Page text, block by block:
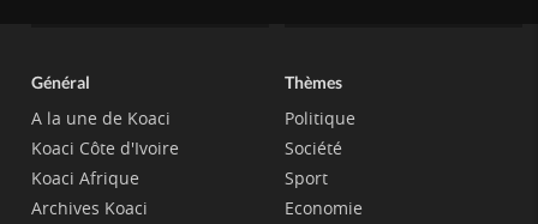
Général
A la une de Koaci
Koaci Côte d'Ivoire
Koaci Afrique
Archives Koaci
Thèmes
Politique
Société
Sport
Economie